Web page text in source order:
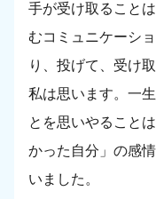
手が受け取ること
むコミュニケーシ
り、投げて、受け
私は思います。一
とを思いやること
かった自分」の感
いました。